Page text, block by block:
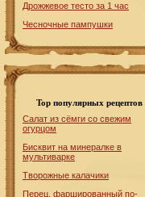
Дрожжевое тесто за 1 час
Чесночные пампушки
Top популярных рецептов
Салат из сёмги со свежим
огурцом
Бисквит на минералке в
мультиварке
Творожные калачики
Перец, фаршированный по-